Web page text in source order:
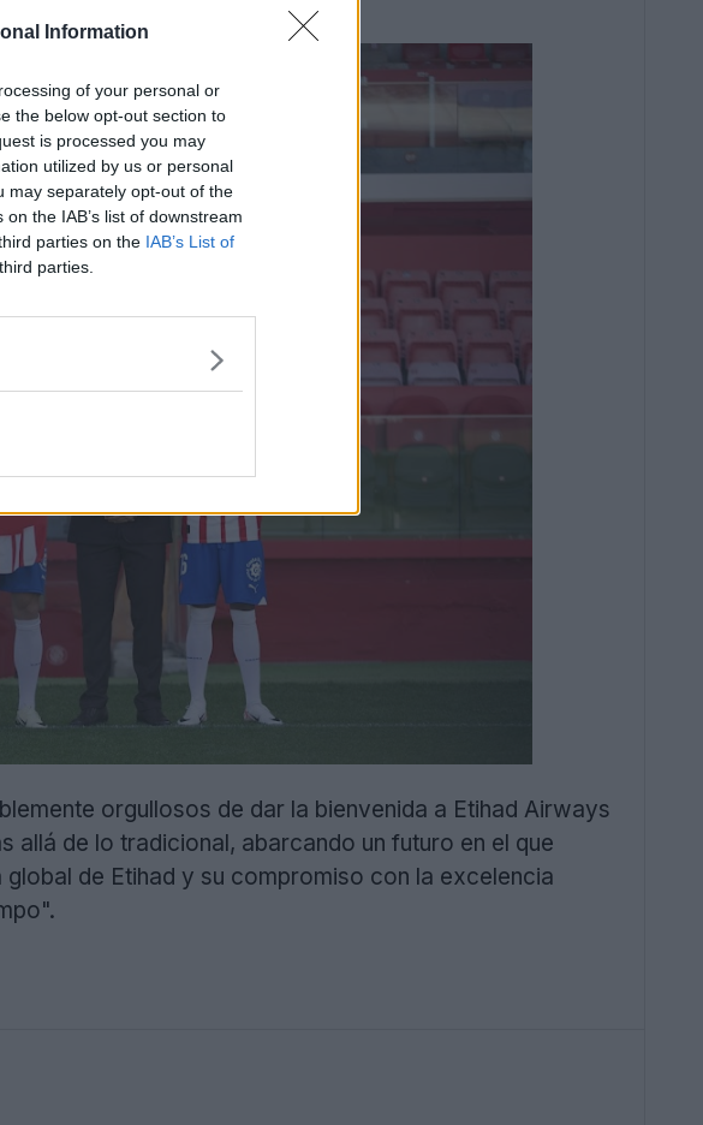
Information
of your personal or
the below opt-out section to
is processed you may
utilized by us or personal
may separately opt-out of the
the IAB’s list of downstream
parties on the IAB’s List of
parties.
orgullosos de dar la bienvenida a Etihad Airways
de lo tradicional, abarcando un futuro en el que
de Etihad y su compromiso con la excelencia